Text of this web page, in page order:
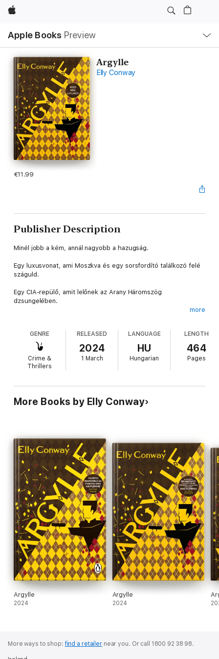
Apple
Apple Books Preview
Nav
Open
Menu
Argylle
Elly Conway
€11.99
Publisher Description
Minél jobb a kém, annál nagyobb a hazugság.
Egy luxusvonat, ami Moszkva és egy sorsfordító találkozó felé
száguld.
Egy CIA-repülő, amit lelőnek az Arany Háromszög
dzsungelében.
Egy hiányzó műkincs, a világ nyolcadik csodája, mely már hét
évtizede eltűnt.
Egyetlen esély a megváltásra...
A film a moziban Henry Cavill főszereplésével!
more
GENRE
Crime &
Thrillers
RELEASED
2024
1 March
LANGUAGE
HU
Hungarian
LENGTH
464
Pages
More Books by Elly Conway
Argylle
2024
Argylle
2024
More ways to shop:find a retailernear you. Or call 1800 92 38 98.